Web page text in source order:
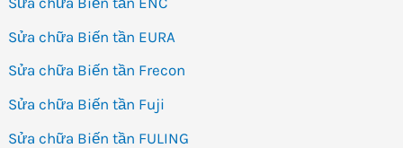
Sửa chữa Biến tần EURA
Sửa chữa Biến tần Frecon
Sửa chữa Biến tần Fuji
Sửa chữa Biến tần FULING